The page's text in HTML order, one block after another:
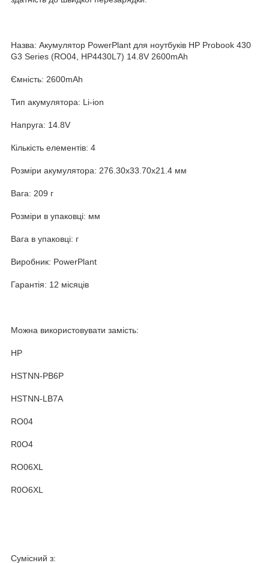
Назва: Акумулятор PowerPlant для ноутбуків HP Probook 430
G3 Series (RO04, HP4430L7) 14.8V 2600mAh
Ємність: 2600mAh
Тип акумулятора: Li-ion
Напруга: 14.8V
Кількість елементів: 4
Розміри акумулятора: 276.30x33.70x21.4 мм
Вага: 209 г
Розміри в упаковці: мм
Вага в упаковці: г
Виробник: PowerPlant
Гарантія: 12 місяців
Можна використовувати замість:
HP
HSTNN-PB6P
HSTNN-LB7A
RO04
R0O4
RO06XL
R0O6XL
Сумісний з: